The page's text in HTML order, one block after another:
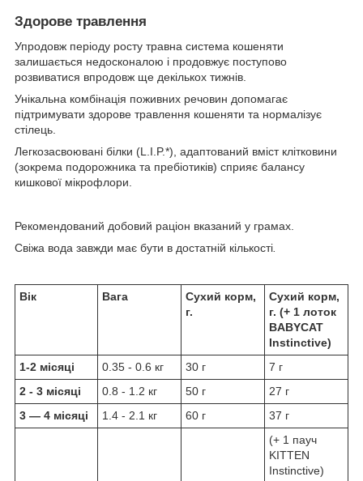
Здорове травлення
Упродовж періоду росту травна система кошеняти
залишається недосконалою і продовжує поступово
розвиватися впродовж ще декількох тижнів.
Унікальна комбінація поживних речовин допомагає
підтримувати здорове травлення кошеняти та нормалізує
стілець.
Легкозасвоювані білки (L.I.P.*), адаптований вміст клітковини
(зокрема подорожника та пребіотиків) сприяє балансу
кишкової мікрофлори.
Рекомендований добовий раціон вказаний у грамах.
Свіжа вода завжди має бути в достатній кількості
Вік Вага
Сухий корм,
г.
Сухий корм,
г. (+ 1 лоток
BABYCAT
Instinctive)
1-2 місяці
0.35 - 0.6 кг 30 г
7 г
2 - 3 місяці
0.8 - 1.2 кг 50 г
27 г
3 — 4 місяці
1.4 - 2.1 кг 60 г
37 г
(+ 1 пауч
KITTEN
Instinctive)